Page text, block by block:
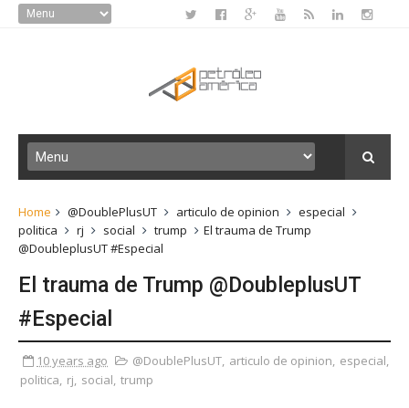
Home @DoublePlusUT articulo de opinion
especial
politica
rj social trump
El trauma de Trump
@DoubleplusUT #Especial
El trauma de Trump @DoubleplusUT
#Especial
10 years ago @DoublePlusUT, articulo de opinion, especial,
politica, rj, social, trump